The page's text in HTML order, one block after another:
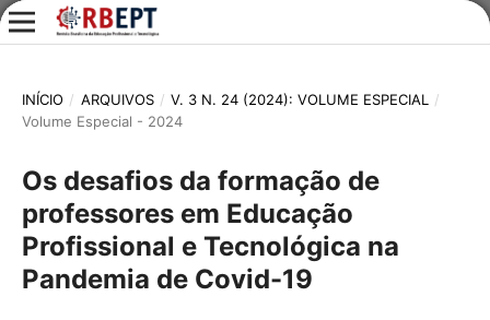
INÍCIO / ARQUIVOS / V. 3 N. 24 (2024): VOLUME ESPECIAL
/
Volume Especial - 2024
Os desafios da formação de
professores em Educação
Profissional e Tecnológica na
Pandemia de Covid-19